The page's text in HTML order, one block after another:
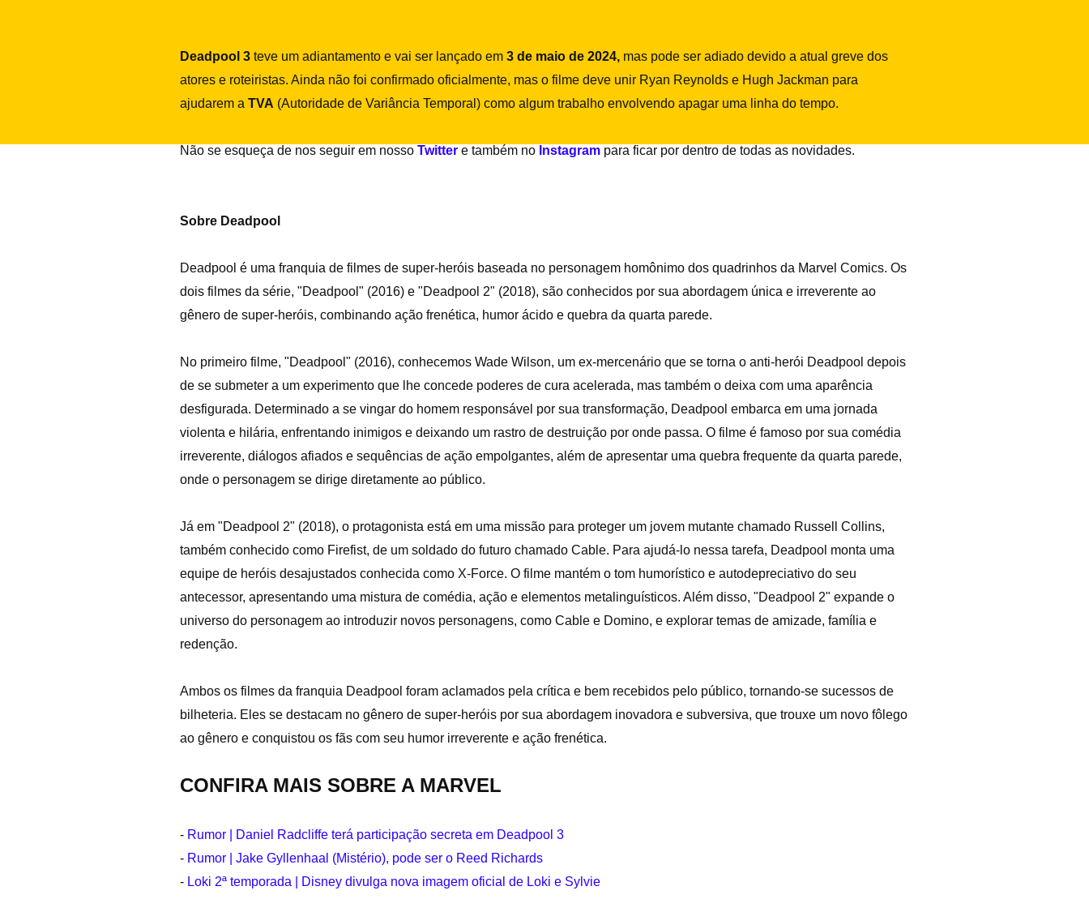
Deadpool 3 teve um adiantamento e vai ser lançado em 3 de maio de 2024, mas pode ser adiado devido a atual greve dos
atores e roteiristas. Ainda não foi confirmado oficialmente, mas o filme deve unir Ryan Reynolds e Hugh Jackman para
ajudarem a TVA (Autoridade de Variância Temporal ) como algum trabalho envolvendo apagar uma linha do tempo.
Não se esqueça de nos seguir em nosso Twitter e também no Instagram para ficar por dentro de todas as novidades.
Sobre Deadpool
Deadpool é uma franquia de filmes de super-heróis baseada no personagem homônimo dos quadrinhos da Marvel Comics. Os
dois filmes da série, "Deadpool" (2016) e "Deadpool 2" (2018), são conhecidos por sua abordagem única e irreverente ao
gênero de super-heróis, combinando ação frenética, humor ácido e quebra da quarta parede.
No primeiro filme, "Deadpool" (2016), conhecemos Wade Wilson, um ex-mercenário que se torna o anti-herói Deadpool depois
de se submeter a um experimento que lhe concede poderes de cura acelerada, mas também o deixa com uma aparência
desfigurada. Determinado a se vingar do homem responsável por sua transformação, Deadpool embarca em uma jornada
violenta e hilária, enfrentando inimigos e deixando um rastro de destruição por onde passa. O filme é famoso por sua comédia
irreverente, diálogos afiados e sequências de ação empolgantes, além de apresentar uma quebra frequente da quarta parede,
onde o personagem se dirige diretamente ao público.
Já em "Deadpool 2" (2018), o protagonista está em uma missão para proteger um jovem mutante chamado Russell Collins,
também conhecido como Firefist, de um soldado do futuro chamado Cable. Para ajudá-lo nessa tarefa, Deadpool monta uma
equipe de heróis desajustados conhecida como X-Force. O filme mantém o tom humorístico e autodepreciativo do seu
antecessor, apresentando uma mistura de comédia, ação e elementos metalinguísticos. Além disso, "Deadpool 2" expande o
universo do personagem ao introduzir novos personagens, como Cable e Domino, e explorar temas de amizade, família e
redenção.
Ambos os filmes da franquia Deadpool foram aclamados pela crítica e bem recebidos pelo público, tornando-se sucessos de
bilheteria. Eles se destacam no gênero de super-heróis por sua abordagem inovadora e subversiva, que trouxe um novo fôlego
ao gênero e conquistou os fãs com seu humor irreverente e ação frenética.
CONFIRA MAIS SOBRE A MARVEL
- Rumor | Daniel Radcliffe terá participação secreta em Deadpool 3
- Rumor | Jake Gyllenhaal (Mistério), pode ser o Reed Richards
- Loki 2ª temporada | Disney divulga nova imagem oficial de Loki e Sylvie